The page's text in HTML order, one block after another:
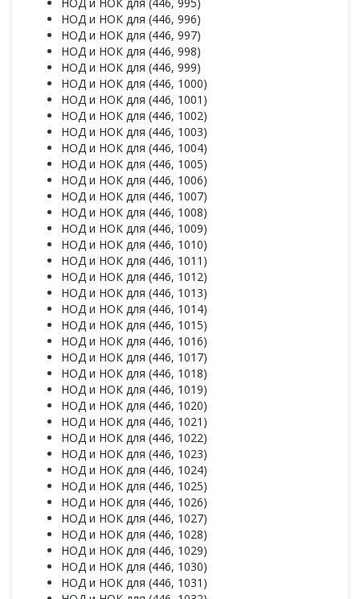
НОД и НОК для (446, 996)
НОД и НОК для (446, 997)
НОД и НОК для (446, 998)
НОД и НОК для (446, 999)
НОД и НОК для (446, 1000)
НОД и НОК для (446, 1001)
НОД и НОК для (446, 1002)
НОД и НОК для (446, 1003)
НОД и НОК для (446, 1004)
НОД и НОК для (446, 1005)
НОД и НОК для (446, 1006)
НОД и НОК для (446, 1007)
НОД и НОК для (446, 1008)
НОД и НОК для (446, 1009)
НОД и НОК для (446, 1010)
НОД и НОК для (446, 1011)
НОД и НОК для (446, 1012)
НОД и НОК для (446, 1013)
НОД и НОК для (446, 1014)
НОД и НОК для (446, 1015)
НОД и НОК для (446, 1016)
НОД и НОК для (446, 1017)
НОД и НОК для (446, 1018)
НОД и НОК для (446, 1019)
НОД и НОК для (446, 1020)
НОД и НОК для (446, 1021)
НОД и НОК для (446, 1022)
НОД и НОК для (446, 1023)
НОД и НОК для (446, 1024)
НОД и НОК для (446, 1025)
НОД и НОК для (446, 1026)
НОД и НОК для (446, 1027)
НОД и НОК для (446, 1028)
НОД и НОК для (446, 1029)
НОД и НОК для (446, 1030)
НОД и НОК для (446, 1031)